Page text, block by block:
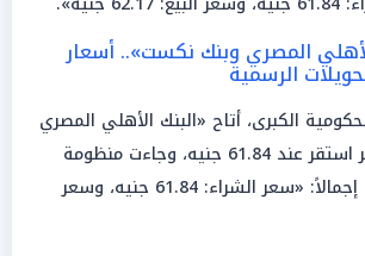
المصري وبنك نكست».. أسعار
الرسمية
الكبرى، أتاح «البنك الأهلي المصري
(NBE)» الشراء بسعر استقر عند 61.84 جنيه، وجاءت منظومة
الصرف لديه لتسجل إجمالاً: «سعر الشراء: 61.84 جنيه، وسعر